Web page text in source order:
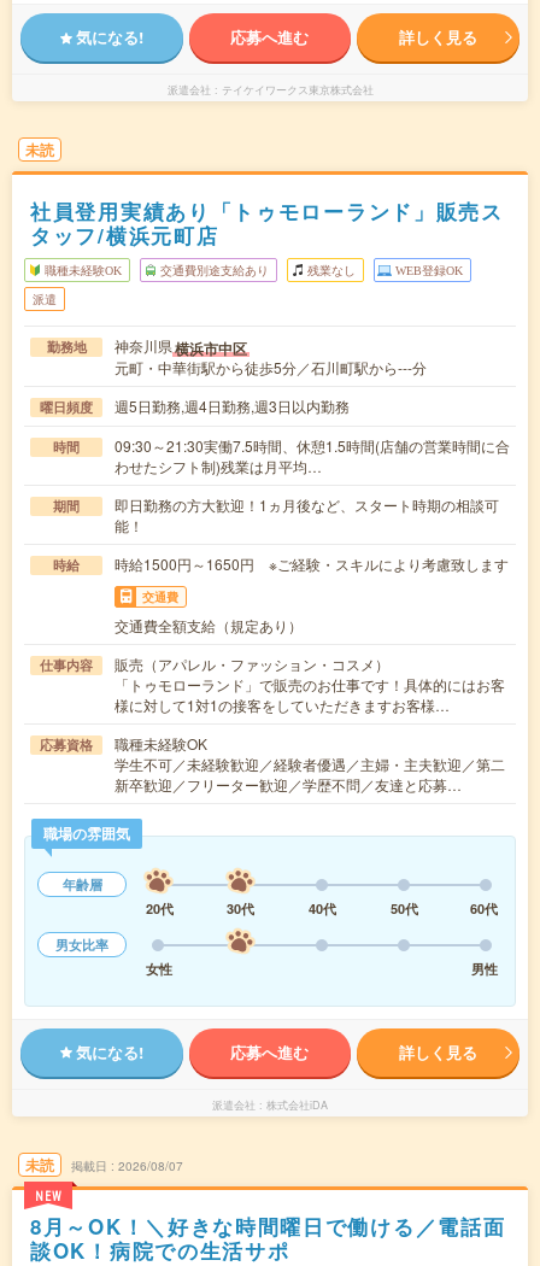
気になる! 応募へ進む 詳しく見る
派遣会社 テイケイワークス東京株式会社
未読
社員登用実績あり「トゥモローランド」販売ス
タッフ/横浜元町店
職種未経験OK 交通費別途支給あり 残業なし WEB登録OK
派遣
勤務地 神奈川県横浜市中区
元町・中華街駅から徒歩5分／石川町駅から---分
曜日頻度 週5日勤務,週4日勤務,週3日以内勤務
時間
09:30～21:30実働7.5時間、休憩1.5時間(店舗の営業時間に合
わせたシフト制)残業は月平均…
期間
即日勤務の方大歓迎！1ヵ月後など、スタート時期の相談可
能！
時給 時給1500円～1650円 ※ご経験・スキルにより考慮致します
交通費
交通費全額支給（規定あり）
仕事内容
販売（アパレル・ファッション・コスメ）
「トゥモローランド」で販売のお仕事です！具体的にはお客
様に対して1対1の接客をしていただきますお客様…
応募資格
職種未経験OK
学生不可／未経験歓迎／経験者優遇／主婦・主夫歓迎／第二
新卒歓迎／フリーター歓迎／学歴不問／友達と応募…
職場の雰囲気
年齢層
20代
30代 40代 50代
60代
男女比率
女性
男性
気になる! 応募へ進む 詳しく見る
派遣会社 株式会社iDA
未読
NEW
掲載日 2026/08/07
8月～OK！＼好きな時間曜日で働ける／電話面
談OK！病院での生活サポ